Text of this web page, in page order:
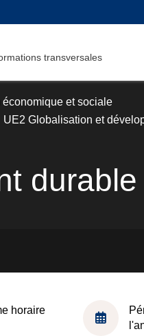
transversales
économique et sociale
UE2 Globalisation et
durable
horaire